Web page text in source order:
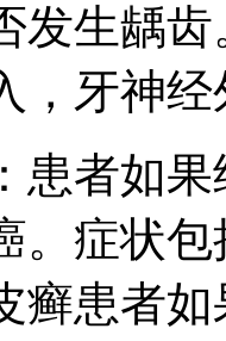
发生龋
，牙神
患者如
。症状
癣患者